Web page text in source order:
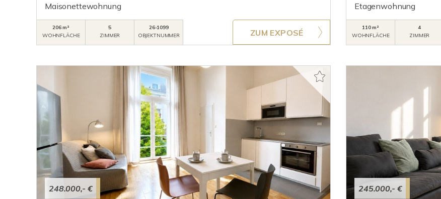
Maisonettewohnung
206 m²
WOHNFLÄCHE
5
ZIMMER
26-1099
OBJEKTNUMMER
ZUM EXPOSÉ
Etagenwohnung
110 m²
WOHNFLÄCHE
4
ZIMMER
248.000,- € 245.000,- €